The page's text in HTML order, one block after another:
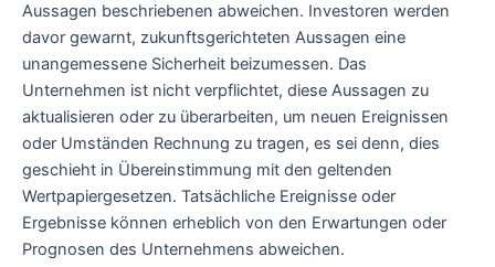
Aussagen beschriebenen abweichen. Investoren werden
davor gewarnt, zukunftsgerichteten Aussagen eine
unangemessene Sicherheit beizumessen. Das
Unternehmen ist nicht verpflichtet, diese Aussagen zu
aktualisieren oder zu überarbeiten, um neuen Ereignissen
oder Umständen Rechnung zu tragen, es sei denn, dies
geschieht in Übereinstimmung mit den geltenden
Wertpapiergesetzen. Tatsächliche Ereignisse oder
Ergebnisse können erheblich von den Erwartungen oder
Prognosen des Unternehmens abweichen.